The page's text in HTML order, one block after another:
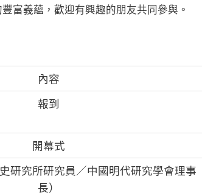
富義蘊，歡迎有興趣的朋友共同參與。
內容
報到
開幕式
研究所研究員／中國明代研究學會理事
長）